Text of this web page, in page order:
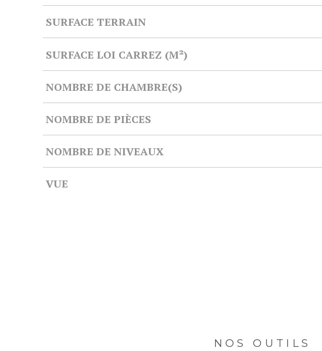
SURFACE TERRAIN
SURFACE LOI CARREZ (M²)
NOMBRE DE CHAMBRE(S)
NOMBRE DE PIÈCES
NOMBRE DE NIVEAUX
VUE
NOS OUTILS